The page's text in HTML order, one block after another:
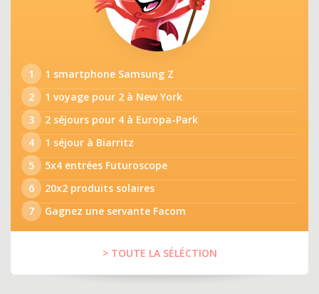
1
1 smartphone Samsung Z
2
1 voyage pour 2 à New York
3
2 séjours pour 4 à Europa-Park
4
1 séjour à Biarritz
5
5x4 entrées Futuroscope
6
20x2 produits solaires
7
Gagnez une servante Facom
> TOUTE LA SÉLÉCTION